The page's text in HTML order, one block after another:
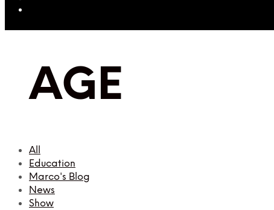
AGE
All
Education
Marco's Blog
News
Show